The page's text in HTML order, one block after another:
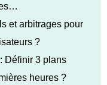
et arbitrages pour
?
Définir 3 plans
heures ?